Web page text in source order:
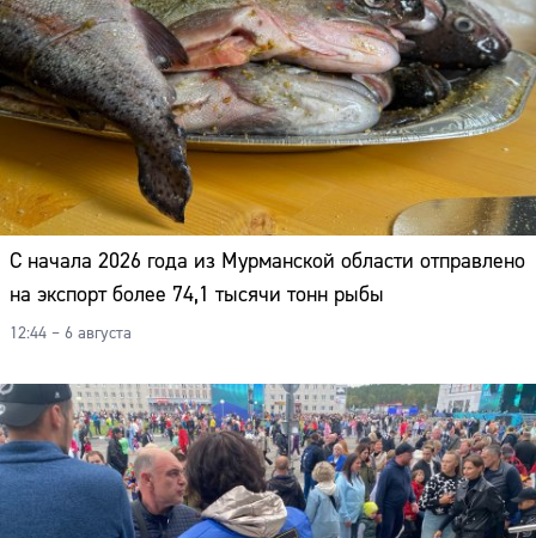
С начала 2026 года из Мурманской области отправлено
на экспорт более 74,1 тысячи тонн рыбы
12:44 – 6 августа